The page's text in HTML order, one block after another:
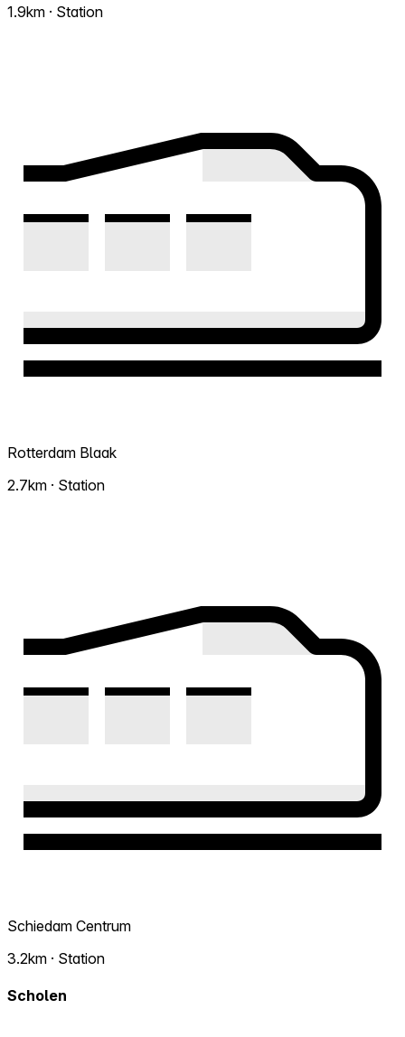
1.9km · Station
Rotterdam Blaak
2.7km · Station
Schiedam Centrum
3.2km · Station
Scholen